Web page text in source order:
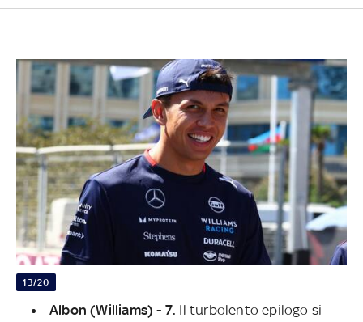
13/20
Albon (Williams) - 7. Il turbolento epilogo si